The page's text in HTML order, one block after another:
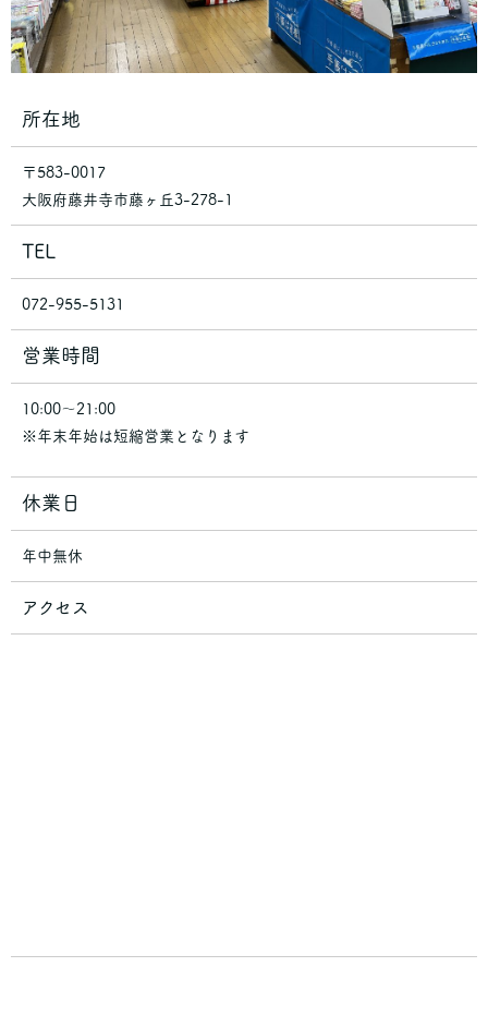
所在地
〒583-0017
大阪府藤井寺市藤ヶ丘3-278-1
TEL
072-955-5131
営業時間
10:00～21:00
※年末年始は短縮営業となります
休業日
年中無休
アクセス